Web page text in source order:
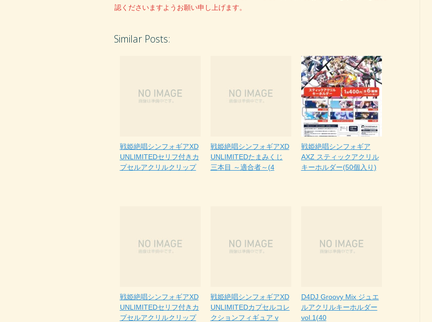
認くださいますようお願い申し上げます。
Similar Posts:
戦姫絶唱シンフォギアXD
UNLIMITEDセリフ付きカ
プセルアクリルクリップ
戦姫絶唱シンフォギアXD
UNLIMITEDたまみくじ
三本目 ～適合者～(4
戦姫絶唱シンフォギア
AXZ スティックアクリル
キーホルダー(50個入り)
戦姫絶唱シンフォギアXD
UNLIMITEDセリフ付きカ
プセルアクリルクリップ
戦姫絶唱シンフォギアXD
UNLIMITEDカプセルコレ
クションフィギュア v
D4DJ Groovy Mix ジュエ
ルアクリルキーホルダー
vol.1(40